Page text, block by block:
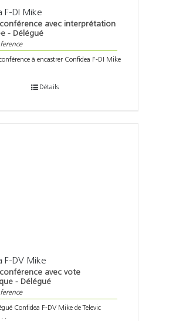
F-DI Mike
conférence avec interprétation
- Délégué
à encastrer Confidea F-DI Mike
Détails
F-DV Mike
avec vote
- Délégué
Confidea F-DV Mike de Televic
. .